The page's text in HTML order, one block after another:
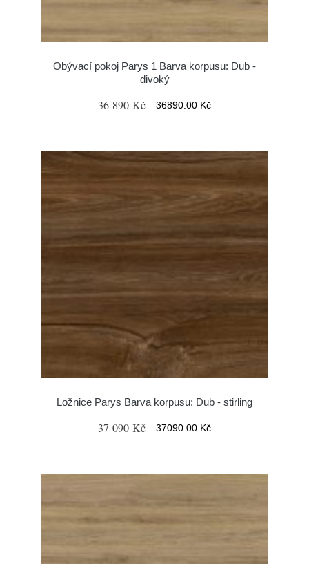
Obývací pokoj Parys 1 Barva korpusu: Dub -
divoký
36 890 Kč 36890.00 Kč
Ložnice Parys Barva korpusu: Dub - stirling
37 090 Kč 37090.00 Kč